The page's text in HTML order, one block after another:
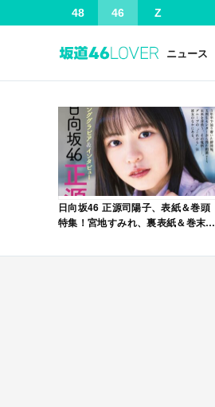
48 46 Z
ニュース
日向坂46 正源司陽子、表紙＆巻頭
特集！宮地すみれ、裏表紙＆巻末特
VOL.12」本日4/30発売！